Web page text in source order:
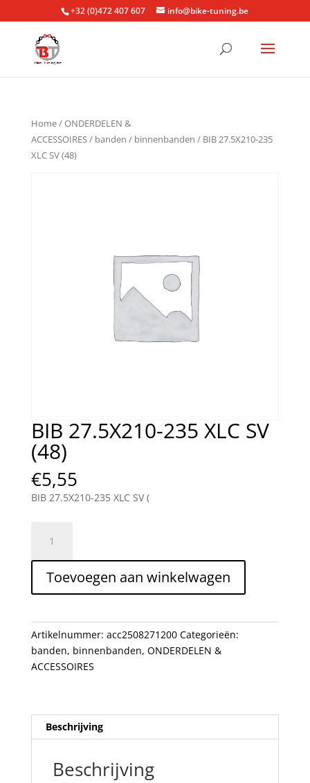
+32 (0)472 407 607 info@bike-tuning.be
Home/ONDERDELEN &
ACCESSOIRES/ banden / binnenbanden / BIB 27.5X210-235
XLC SV (48)
BIB 27.5X210-235 XLC SV
(48)
€5,55
BIB 27.5X210-235 XLC SV (
27.5X210-
235
XLC
SV
aantal
Toevoegen aan winkelwagen
Artikelnummer: acc2508271200 Categorieën:
banden, binnenbanden, ONDERDELEN &
ACCESSOIRES
Beschrijving
Beschrijving